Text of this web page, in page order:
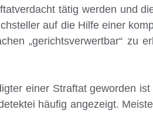
tätig werden und
auf die Hilfe einer
„gerichtsverwertbar“ zu
einer Straftat geworden
häufig angezeigt.